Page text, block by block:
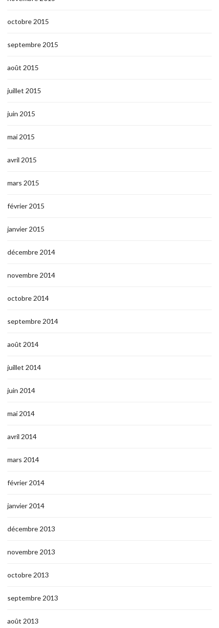
octobre 2015
septembre 2015
août 2015
juillet 2015
juin 2015
mai 2015
avril 2015
mars 2015
février 2015
janvier 2015
décembre 2014
novembre 2014
octobre 2014
septembre 2014
août 2014
juillet 2014
juin 2014
mai 2014
avril 2014
mars 2014
février 2014
janvier 2014
décembre 2013
novembre 2013
octobre 2013
septembre 2013
août 2013